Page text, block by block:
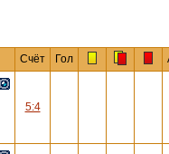
Счёт Гол
5:4